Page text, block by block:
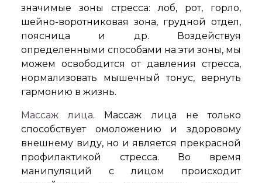
значимые зоны стресса: лоб, рот, горло,
шейно-воротниковая зона, грудной отдел,
поясница и др. Воздействуя
определенными способами на эти зоны, мы
можем освободится от давления стресса,
нормализовать мышечный тонус, вернуть
гармонию в жизнь.
Массаж лица. Массаж лица не только
способствует омоложению и здоровому
внешнему виду, но и является прекрасной
профилактикой стресса. Во время
манипуляций с лицом происходит